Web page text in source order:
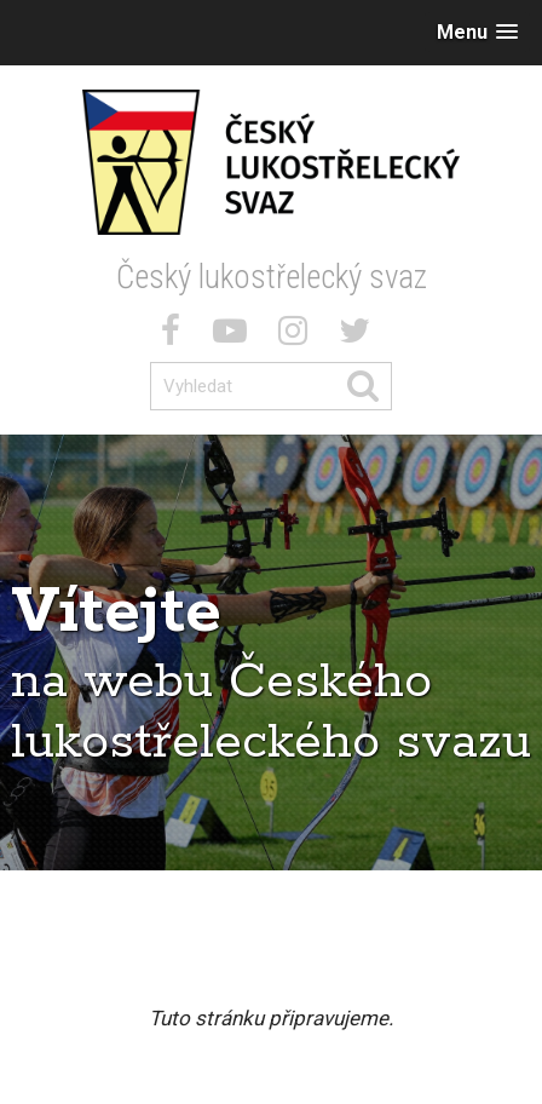
Menu
Český lukostřelecký svaz
Vítejte
na webu Českého
lukostřeleckého svazu
Tuto stránku připravujeme.